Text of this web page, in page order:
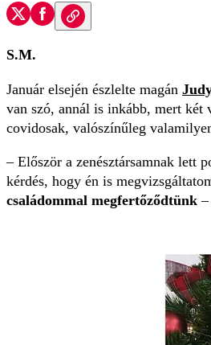
S.M.
Január elsején észlelte magán
van szó, annál is inkább, mert két
covidosak, valószínűleg
– Először a zenésztársamnak lett
kérdés, hogy én is
családommal megfertőződtünk –